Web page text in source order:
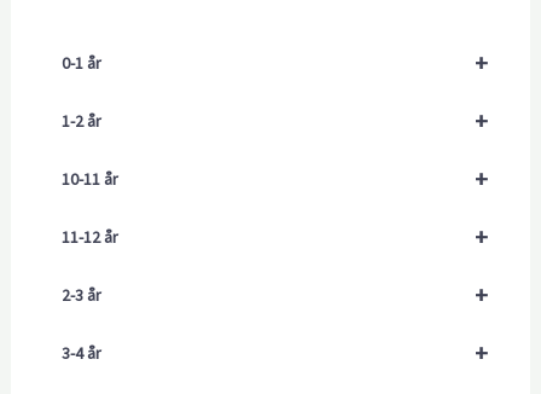
+
0-1 år
+
1-2 år
+
10-11 år
+
11-12 år
+
2-3 år
+
3-4 år